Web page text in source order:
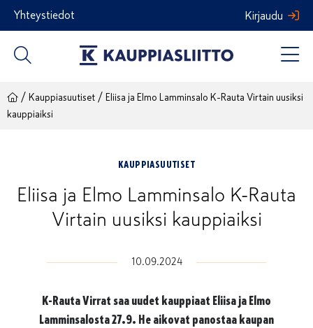
Siirry
sisältöön
Yhteystiedot Kirjaudu
/ Kauppiasuutiset / Eliisa ja Elmo Lamminsalo K-Rauta Virtain uusiksi
kauppiaiksi
KAUPPIASUUTISET
Eliisa ja Elmo Lamminsalo K-Rauta
Virtain uusiksi kauppiaiksi
10.09.2024
K-Rauta Virrat saa uudet kauppiaat Eliisa ja Elmo
Lamminsalosta 27.9. He aikovat panostaa kaupan